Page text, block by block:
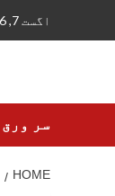
اگست 7, 2026
سر ورق
HOME